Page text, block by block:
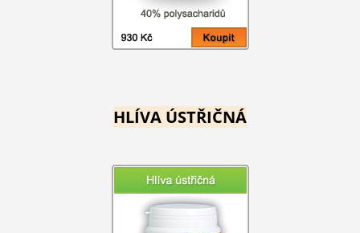
HLÍVA ÚSTŘIČNÁ